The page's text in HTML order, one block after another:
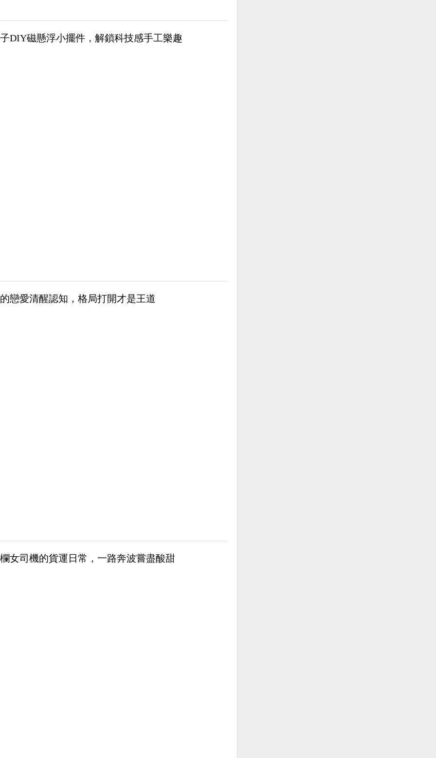
DIY磁懸浮小擺件，解鎖科技感手工樂趣
戀愛清醒認知，格局打開才是王道
女司機的貨運日常，一路奔波嘗盡酸甜